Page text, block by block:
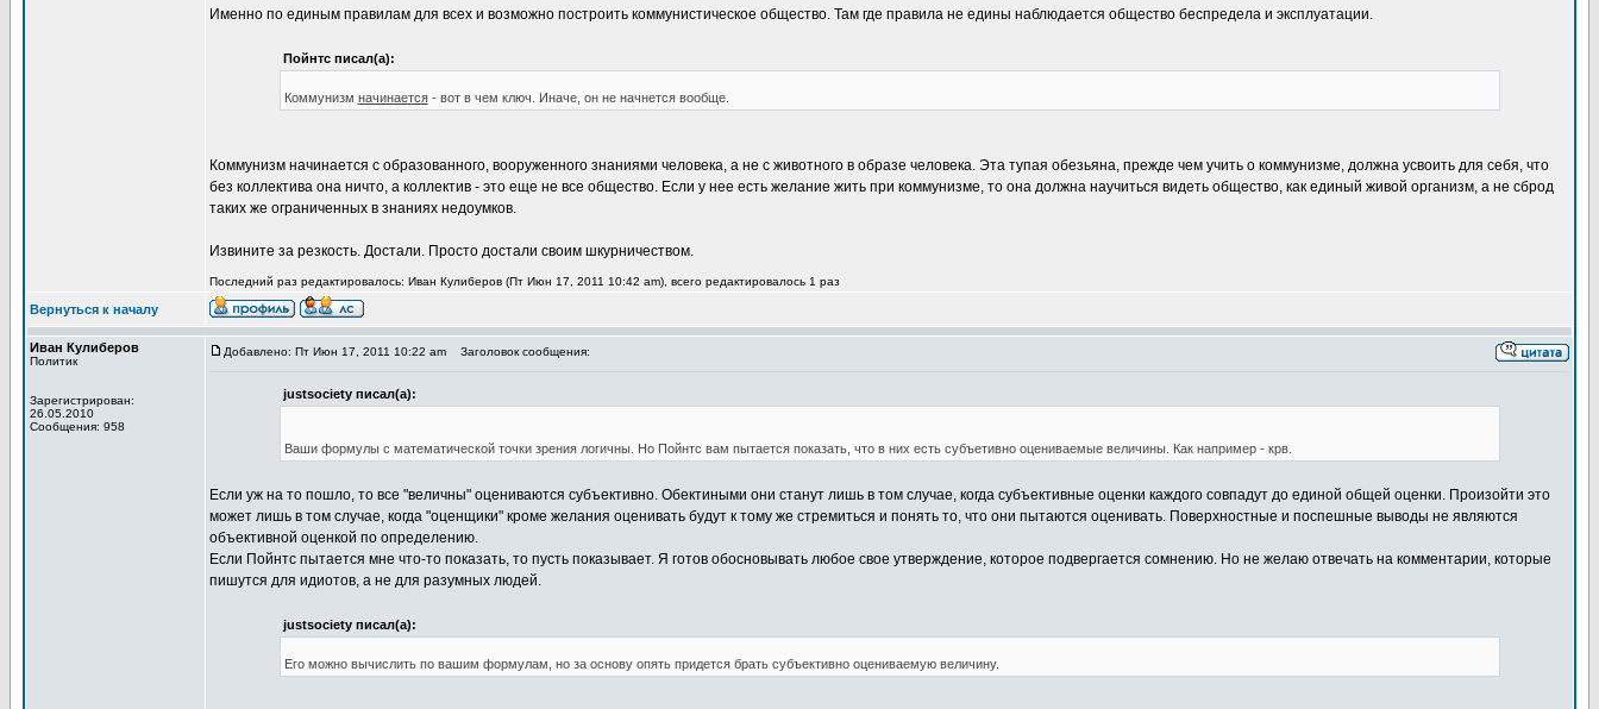
Именно по единым правилам для всех и возможно построить коммунистическое общество. Там где правила не едины наблюдается общество беспредела и эксплуатации.
Пойнтс писал(а):
Коммунизм начинается- вот в чем ключ. Иначе, он не начнется вообще.
Коммунизм начинается с образованного, вооруженного знаниями человека, а не с животного в образе человека. Эта тупая обезьяна, прежде чем учить о коммунизме, должна усвоить для себя, что
без коллектива она ничто, а коллектив - это еще не все общество. Если у нее есть желание жить при коммунизме, то она должна научиться видеть общество, как единый живой организм, а не сброд
таких же ограниченных в знаниях недоумков.
Извините за резкость. Достали. Просто достали своим шкурничеством.
Последний раз редактировалось: Иван Кулиберов (Пт Июн 17, 2011 10:42 am), всего редактировалось 1 раз
Вернуться к началу
Иван Кулиберов
Политик
Зарегистрирован:
26.05.2010
Сообщения: 958
Добавлено: Пт Июн 17, 2011 10:22 am Заголовок сообщения:
justsociety писал(а):
Ваши формулы с математической точки зрения логичны. Но Пойнтс вам пытается показать, что в них есть субъетивно оцениваемые величины. Как например - крв.
Если уж на то пошло, то все "величны" оцениваются субъективно. Обектиными они станут лишь в том случае, когда субъективные оценки каждого совпадут до единой общей оценки. Произойти это
может лишь в том случае, когда "оценщики" кроме желания оценивать будут к тому же стремиться и понять то, что они пытаются оценивать. Поверхностные и поспешные выводы не являются
объективной оценкой по определению.
Если Пойнтс пытается мне что-то показать, то пусть показывает. Я готов обосновывать любое свое утверждение, которое подвергается сомнению. Но не желаю отвечать на комментарии, которые
пишутся для идиотов, а не для разумных людей.
justsociety писал(а):
Его можно вычислить по вашим формулам, но за основу опять придется брать субъективно оцениваемую величину.